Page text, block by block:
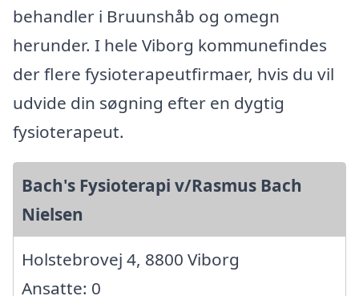
behandler i Bruunshåb og omegn
herunder. I hele Viborg kommunefindes
der flere fysioterapeutfirmaer, hvis du vil
udvide din søgning efter en dygtig
fysioterapeut.
Bach's Fysioterapi v/Rasmus Bach
Nielsen
Holstebrovej 4, 8800 Viborg
Ansatte: 0